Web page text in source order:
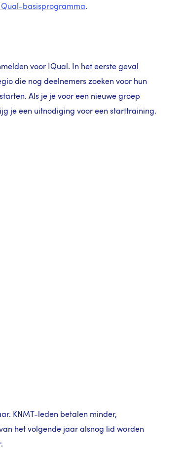
basisprogramma.
voor IQual. In het eerste geval
die nog deelnemers zoeken voor hun
Als je je voor een nieuwe groep
je een uitnodiging voor een starttraining.
KNMT-leden betalen minder,
het volgende jaar alsnog lid worden